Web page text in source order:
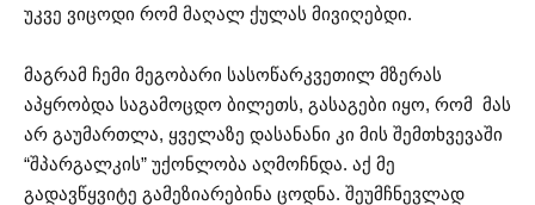
უკვე ვიცოდი რომ მაღალ ქულას მივიღებდი.
მაგრამ ჩემი მეგობარი სასოწარკვეთილ მზერას
აპყრობდა საგამოცდო ბილეთს, გასაგები იყო, რომ მას
არ გაუმართლა, ყველაზე დასანანი კი მის შემთხვევაში
“შპარგალკის” უქონლობა აღმოჩნდა. აქ მე
გადავწყვიტე გამეზიარებინა ცოდნა. შეუმჩნევლად